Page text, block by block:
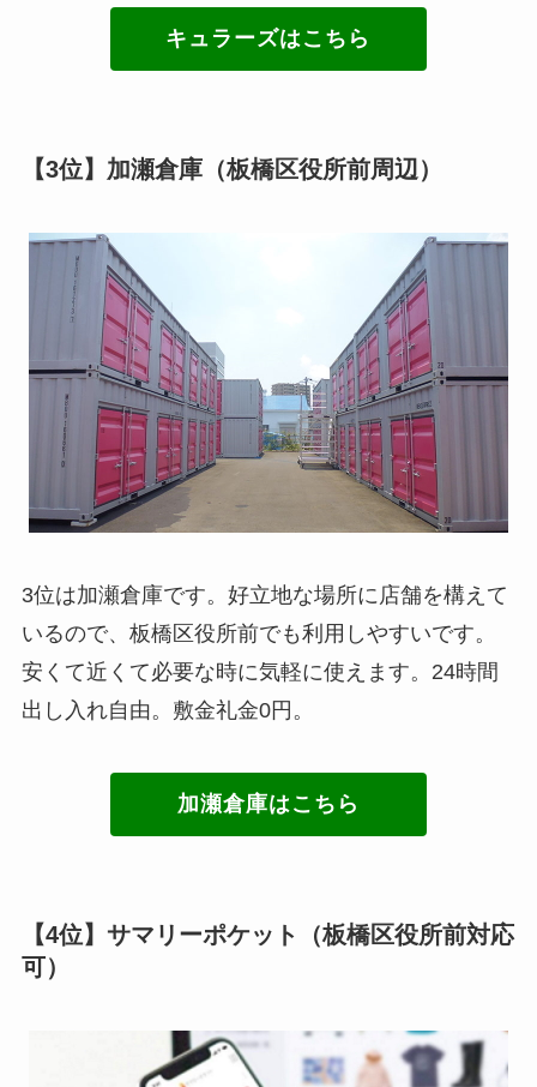
キュラーズはこちら
【3位】加瀬倉庫（板橋区役所前周辺）
3位は加瀬倉庫です。好立地な場所に店舗を構えて
いるので、板橋区役所前でも利用しやすいです。
安くて近くて必要な時に気軽に使えます。24時間
出し入れ自由。敷金礼金0円。
加瀬倉庫はこちら
【4位】サマリーポケット（板橋区役所前対応
可）